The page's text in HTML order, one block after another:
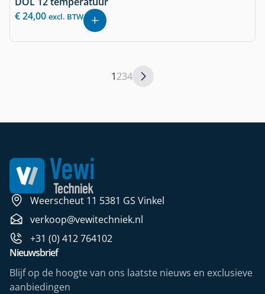
€24,00 excl. BTW
1234
Weerscheut 11 5381 GS Vinkel
verkoop@vewitechniek.nl
+31 (0) 412 764102
Nieuwsbrief
Blijf op de hoogte van ons laatste nieuws en exclusieve
aanbiedingen